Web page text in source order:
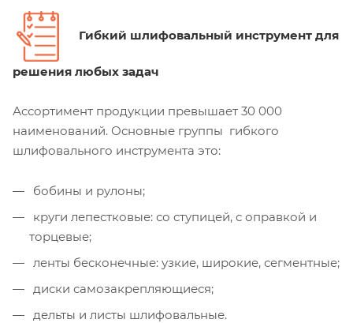
Гибкий шлифовальный инструмент для
решения любых задач
Ассортимент продукции превышает 30 000
наименований. Основные группы гибкого
шлифовального инструмента это:
бобины и рулоны;
круги лепестковые: со ступицей, с оправкой и
торцевые;
ленты бесконечные: узкие, широкие, сегментные;
диски самозакрепляющиеся;
дельты и листы шлифовальные.